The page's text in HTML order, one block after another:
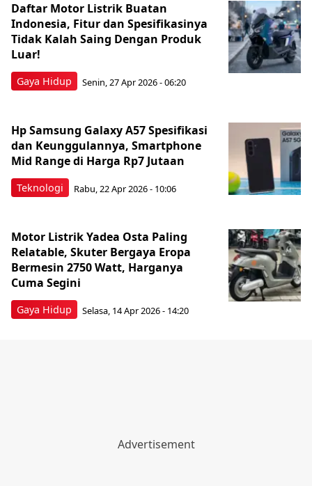
Gaya Hidup
Daftar Motor Listrik Buatan
Indonesia, Fitur dan Spesifikasinya
Tidak Kalah Saing Dengan Produk
Luar!
Senin, 27 Apr 2026 - 06:20
Teknologi
Hp Samsung Galaxy A57 Spesifikasi
dan Keunggulannya, Smartphone
Mid Range di Harga Rp7 Jutaan
Rabu, 22 Apr 2026 - 10:06
Gaya Hidup
Motor Listrik Yadea Osta Paling
Relatable, Skuter Bergaya Eropa
Bermesin 2750 Watt, Harganya
Cuma Segini
Selasa, 14 Apr 2026 - 14:20